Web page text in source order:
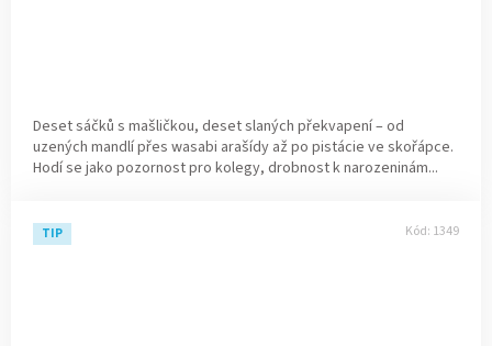
Deset sáčků s mašličkou, deset slaných překvapení – od
uzených mandlí přes wasabi arašídy až po pistácie ve skořápce.
Hodí se jako pozornost pro kolegy, drobnost k narozeninám...
TIP Kód: 1349